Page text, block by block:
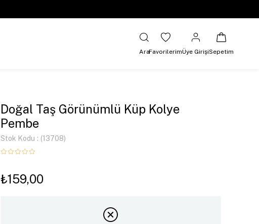
AraFavorilerimÜye GirişiSepetim
Doğal Taş Görünümlü Küp Kolye
Pembe
Stok Kodu (13708)
₺159,00